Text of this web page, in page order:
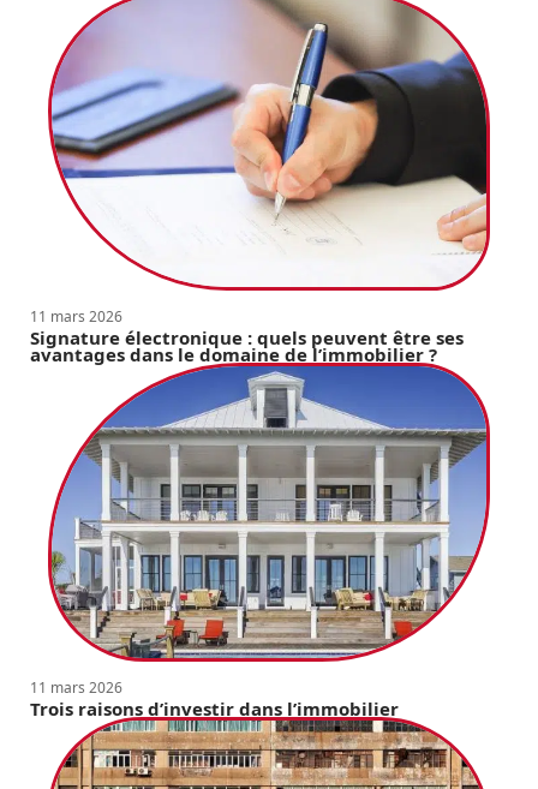
11 mars 2026
Signature électronique : quels peuvent être ses
avantages dans le domaine de l’immobilier ?
11 mars 2026
Trois raisons d’investir dans l’immobilier